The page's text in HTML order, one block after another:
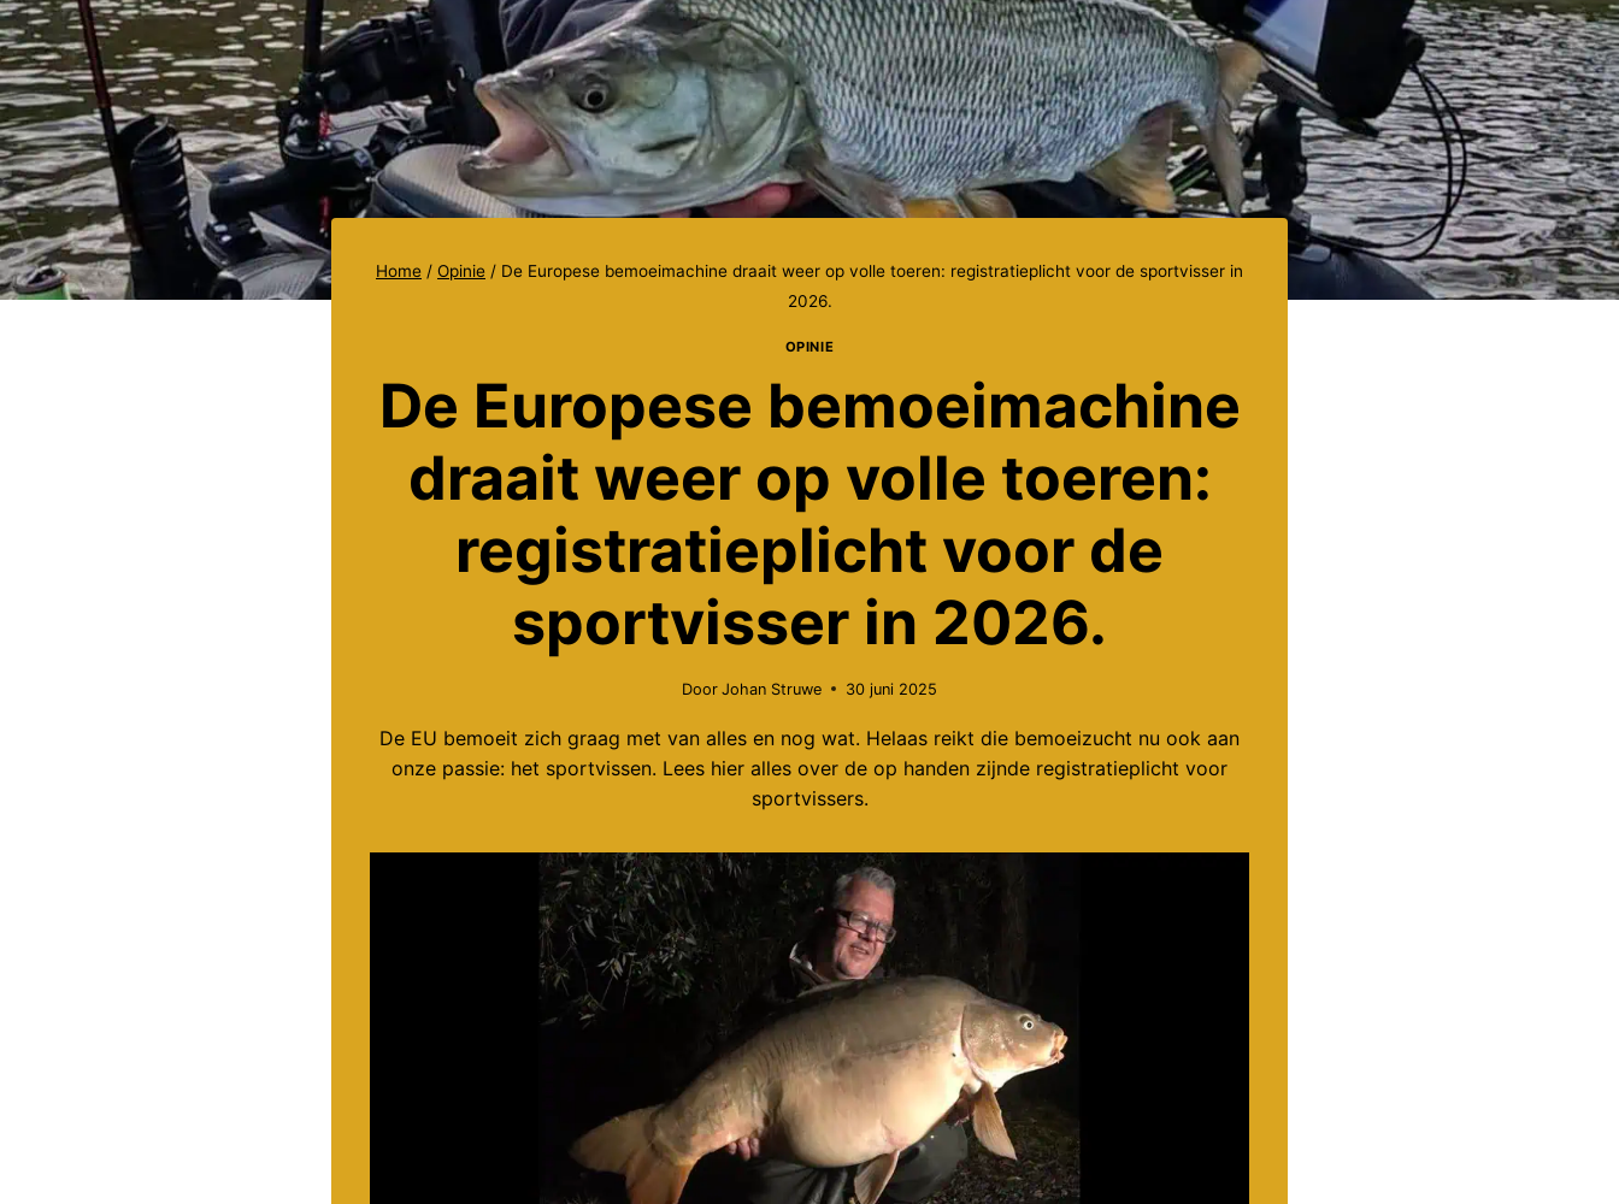
Home / Opinie / De Europese bemoeimachine draait weer op volle toeren: registratieplicht voor de sportvisser in
2026.
OPINIE
De Europese bemoeimachine
draait weer op volle toeren:
registratieplicht voor de
sportvisser in 2026.
Door Johan Struwe 30 juni 2025
De EU bemoeit zich graag met van alles en nog wat. Helaas reikt die bemoeizucht nu ook aan
onze passie: het sportvissen. Lees hier alles over de op handen zijnde registratieplicht voor
sportvissers.